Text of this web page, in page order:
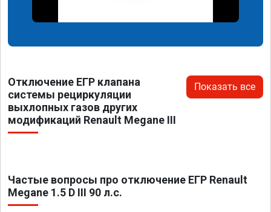
Отключение ЕГР клапана
системы рециркуляции
выхлопных газов других
модификаций Renault Megane III
Показать все
Частые вопросы про отключение ЕГР Renault
Megane 1.5 D III 90 л.с.